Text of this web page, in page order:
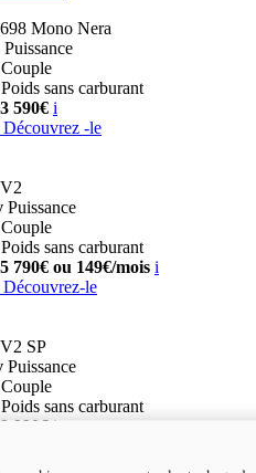
Mono Nera
Puissance
Couple
Poids sans carburant
590€ i
Découvrez -le
Puissance
Couple
Poids sans carburant
790€ ou 149€/mois i
Découvrez-le
SP
Puissance
Couple
Poids sans carburant
990€ i